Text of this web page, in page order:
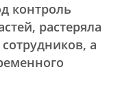
контроль
растеряла
а